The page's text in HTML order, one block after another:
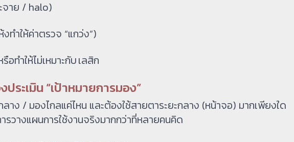
จาย / halo)
ำให้ค่าตรวจ “แกว่ง”)
ทำให้ไม่เหมาะกับ เลสิก
ะเมิน “เป้าหมายการมอง”
าง / มองไกลแค่ไหน และต้องใช้สายตาระยะกลาง (หน้าจอ) มากเพียงใด
รวางแผนการใช้งานจริงมากกว่าที่หลายคนคิด